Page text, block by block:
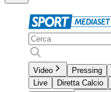
Video Pressing
Live
Diretta Calcio